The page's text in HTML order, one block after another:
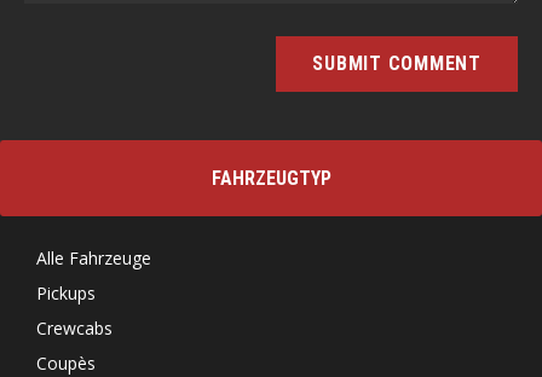
FAHRZEUGTYP
Alle Fahrzeuge
Pickups
Crewcabs
Coupès